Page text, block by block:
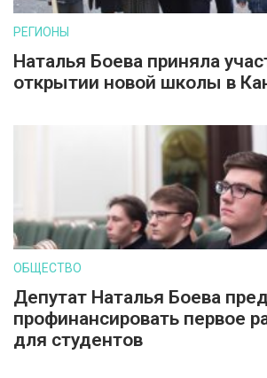
РЕГИОНЫ
Наталья Боева приняла
открытии новой школы в
ОБЩЕСТВО
Депутат Наталья Боева
профинансировать первое
для студентов